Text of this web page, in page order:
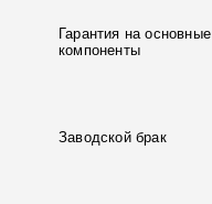
Гарантия на основные
компоненты
Заводской брак